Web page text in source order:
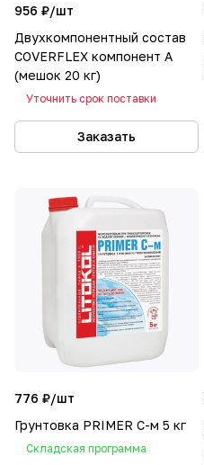
956 ₽/шт
Двухкомпонентный состав
COVERFLEX компонент А
(мешок 20 кг)
Уточнить срок поставки
Заказать
776 ₽/шт
Грунтовка PRIMER С-м 5 кг
Складская программа